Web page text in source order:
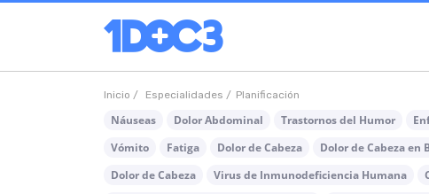
Inicio / Especialidades / Planificación
Náuseas Dolor Abdominal Trastornos del Humor
Vómito
Fatiga Dolor de Cabeza Dolor de Cabeza en
Dolor de Cabeza
Virus de Inmunodeficiencia Humana